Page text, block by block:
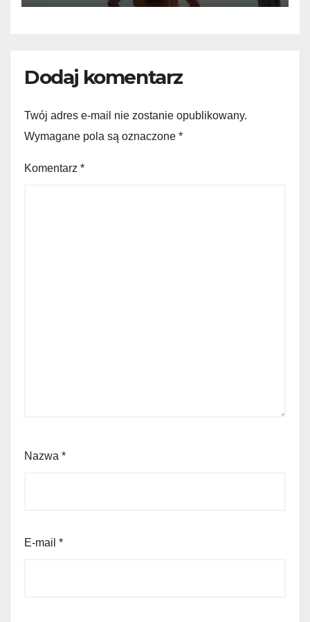
Dodaj komentarz
Twój adres e-mail nie zostanie opublikowany.
Wymagane pola są oznaczone *
Komentarz *
Nazwa *
E-mail *